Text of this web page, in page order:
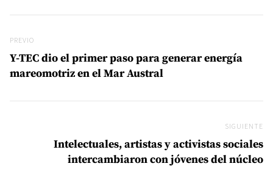
Previo
PREVIO
Y-TEC dio el primer paso para generar energía
mareomotriz en el Mar Austral
SIGUIENTE
Intelectuales, artistas y activistas sociales
intercambiaron con jóvenes del núcleo